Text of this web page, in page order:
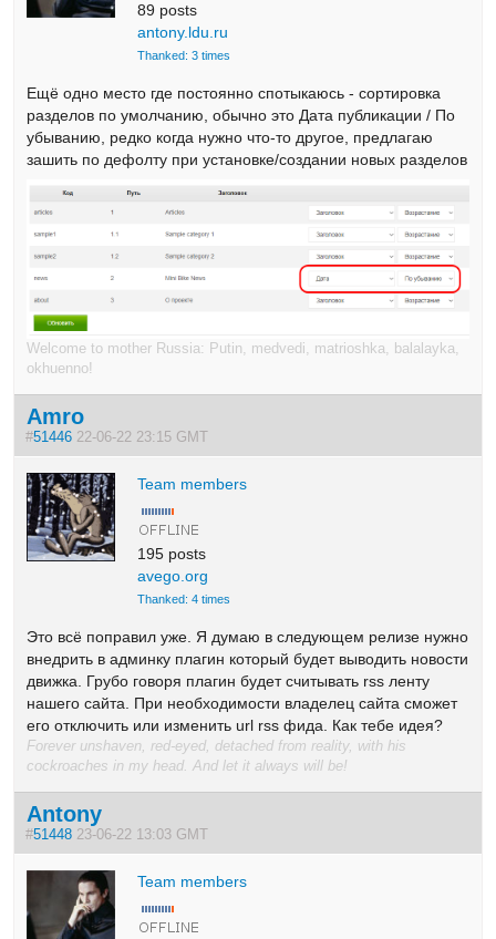
89 posts
antony.ldu.ru
Thanked: 3 times
Ещё одно место где постоянно спотыкаюсь - сортировка
разделов по умолчанию, обычно это Дата публикации / По
убыванию, редко когда нужно что-то другое, предлагаю
зашить по дефолту при установке/создании новых разделов
Welcome to mother Russia: Putin, medvedi, matrioshka, balalayka,
okhuenno!
Amro
#51446 22-06-22 23:15 GMT
Team members
195 posts
avego.org
Thanked: 4 times
Это всё поправил уже. Я думаю в следующем релизе нужно
внедрить в админку плагин который будет выводить новости
движка. Грубо говоря плагин будет считывать rss ленту
нашего сайта. При необходимости владелец сайта сможет
его отключить или изменить url rss фида. Как тебе идея?
Forever unshaven, red-eyed, detached from reality, with his
cockroaches in my head. And let it always will be!
Antony
#51448 23-06-22 13:03 GMT
Team members